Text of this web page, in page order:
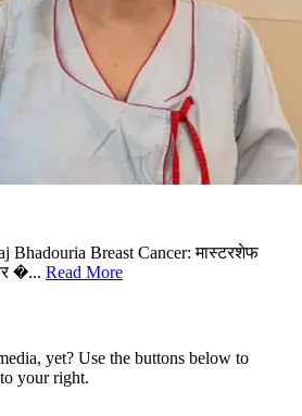
Bhadouria Breast Cancer: मास्टरशेफ
�... Read More
yet? Use the buttons below to
your right.